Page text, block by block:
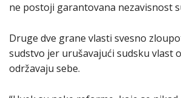
ne postoji garantovana nezavisnost
Druge dve grane vlasti svesno
sudstvo jer urušavajući sudsku vlast
održavaju sebe.